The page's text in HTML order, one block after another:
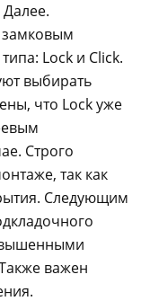
Далее.
Lock и Click.
выбирать
что Lock уже
Строго
так как
Следующим
важен